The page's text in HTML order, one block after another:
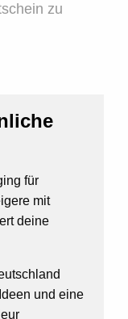
zu
für
mit
deine
und eine